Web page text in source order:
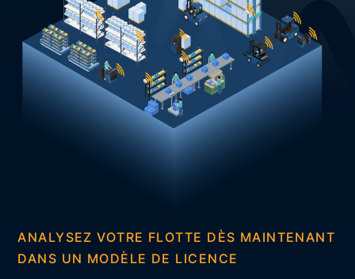
ANALYSEZ VOTRE FLOTTE DÈS MAINTENANT
DANS UN MODÈLE DE LICENCE